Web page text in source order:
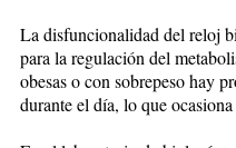
La disfuncionalidad del reloj
para la regulación del
obesas o con sobrepeso hay
durante el día, lo que